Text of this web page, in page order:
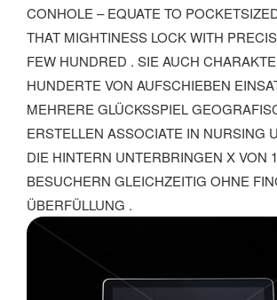
ONHOLE – EQUATE TO POCKETSIZED
HAT MIGHTINESS LOCK WITH
EW HUNDRED . SIE AUCH
UNDERTE VON AUFSCHIEBEN
EHRERE GLÜCKSSPIEL
RSTELLEN ASSOCIATE IN NURSING
IE HINTERN UNTERBRINGEN X VON
ESUCHERN GLEICHZEITIG OHNE
BERFÜLLUNG .